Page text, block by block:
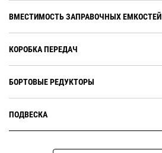
ВМЕСТИМОСТЬ ЗАПРАВОЧНЫХ ЕМКОСТЕЙ
КОРОБКА ПЕРЕДАЧ
БОРТОВЫЕ РЕДУКТОРЫ
ПОДВЕСКА